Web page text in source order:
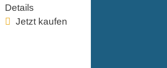
Details
Jetzt kaufen